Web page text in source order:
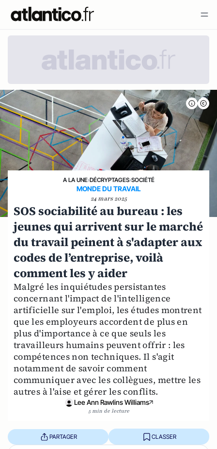
A LA UNE›DÉCRYPTAGES›SOCIÉTÉ
MONDE DU TRAVAIL
24 mars 2025
SOS sociabilité au bureau : les
jeunes qui arrivent sur le marché
du travail peinent à s'adapter aux
codes de l’entreprise, voilà
comment les y aider
Malgré les inquiétudes persistantes
concernant l'impact de l'intelligence
artificielle sur l'emploi, les études montrent
que les employeurs accordent de plus en
plus d'importance à ce que seuls les
travailleurs humains peuvent offrir : les
compétences non techniques. Il s'agit
notamment de savoir comment
communiquer avec les collègues, mettre les
autres à l'aise et gérer les conflits.
Lee Ann Rawlins Williams
5 min de lecture
PARTAGER CLASSER